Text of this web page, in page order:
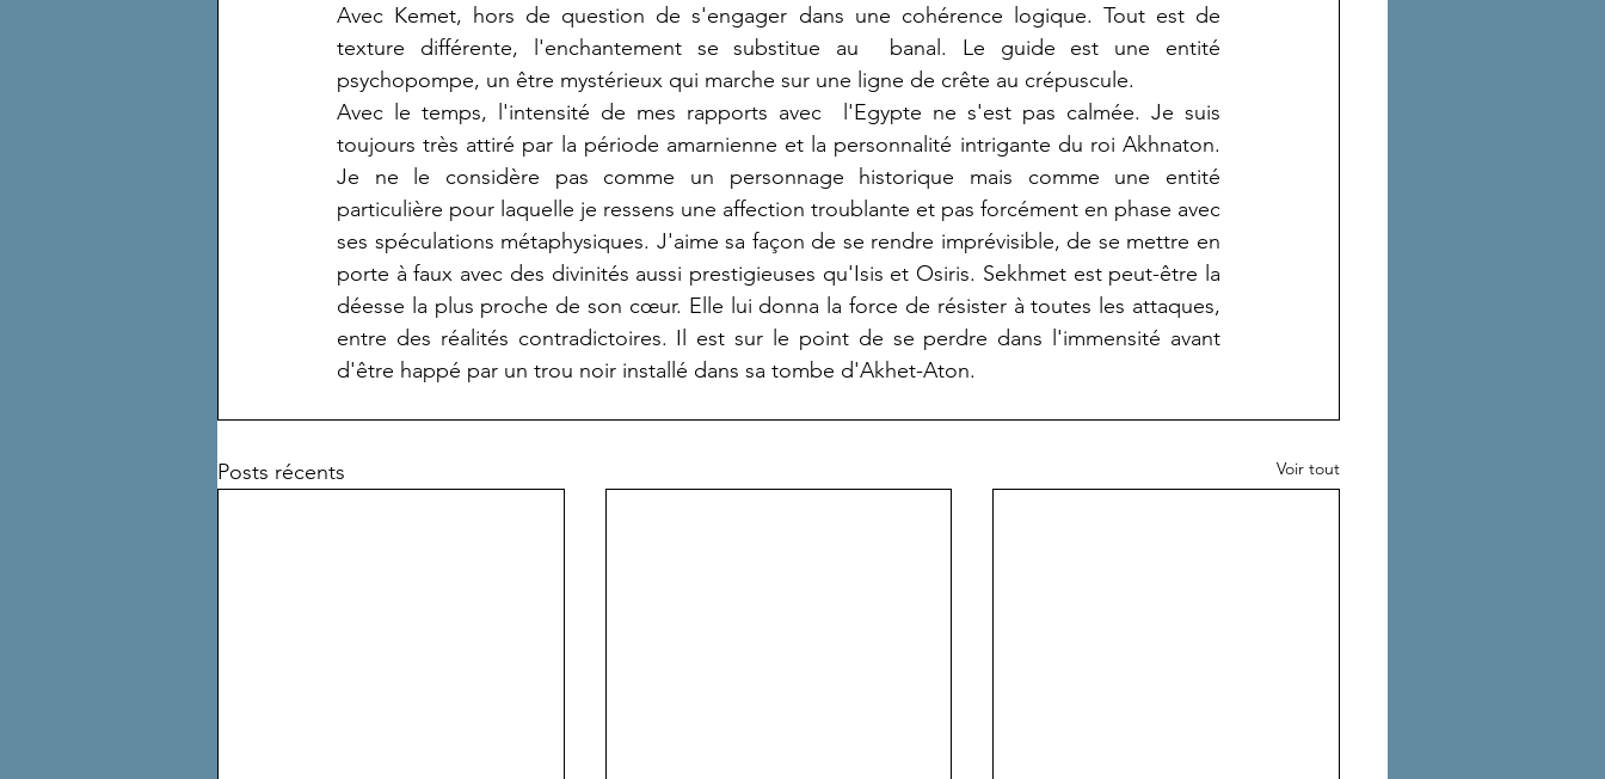
Avec Kemet, hors de question de s'engager dans une cohérence logique. Tout est de
texture différente, l'enchantement se substitue au  banal. Le guide est une entité
psychopompe, un être mystérieux qui marche sur une ligne de crête au crépuscule.
Avec le temps, l'intensité de mes rapports avec  l'Egypte ne s'est pas calmée. Je suis
toujours très attiré par la période amarnienne et la personnalité intrigante du roi Akhnaton.
Je ne le considère pas comme un personnage historique mais comme une entité
particulière pour laquelle je ressens une affection troublante et pas forcément en phase avec
ses spéculations métaphysiques. J'aime sa façon de se rendre imprévisible, de se mettre en
porte à faux avec des divinités aussi prestigieuses qu'Isis et Osiris. Sekhmet est peut-être la
déesse la plus proche de son cœur. Elle lui donna la force de résister à toutes les attaques,
entre des réalités contradictoires. Il est sur le point de se perdre dans l'immensité avant
d'être happé par un trou noir installé dans sa tombe d'Akhet-Aton.
Posts récents Voir tout